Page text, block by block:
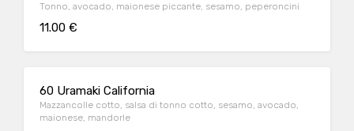
Tonno, avocado, maionese piccante, sesamo, peperoncini
11.00 €
60 Uramaki California
Mazzancolle cotto, salsa di tonno cotto, sesamo, avocado,
maionese, mandorle